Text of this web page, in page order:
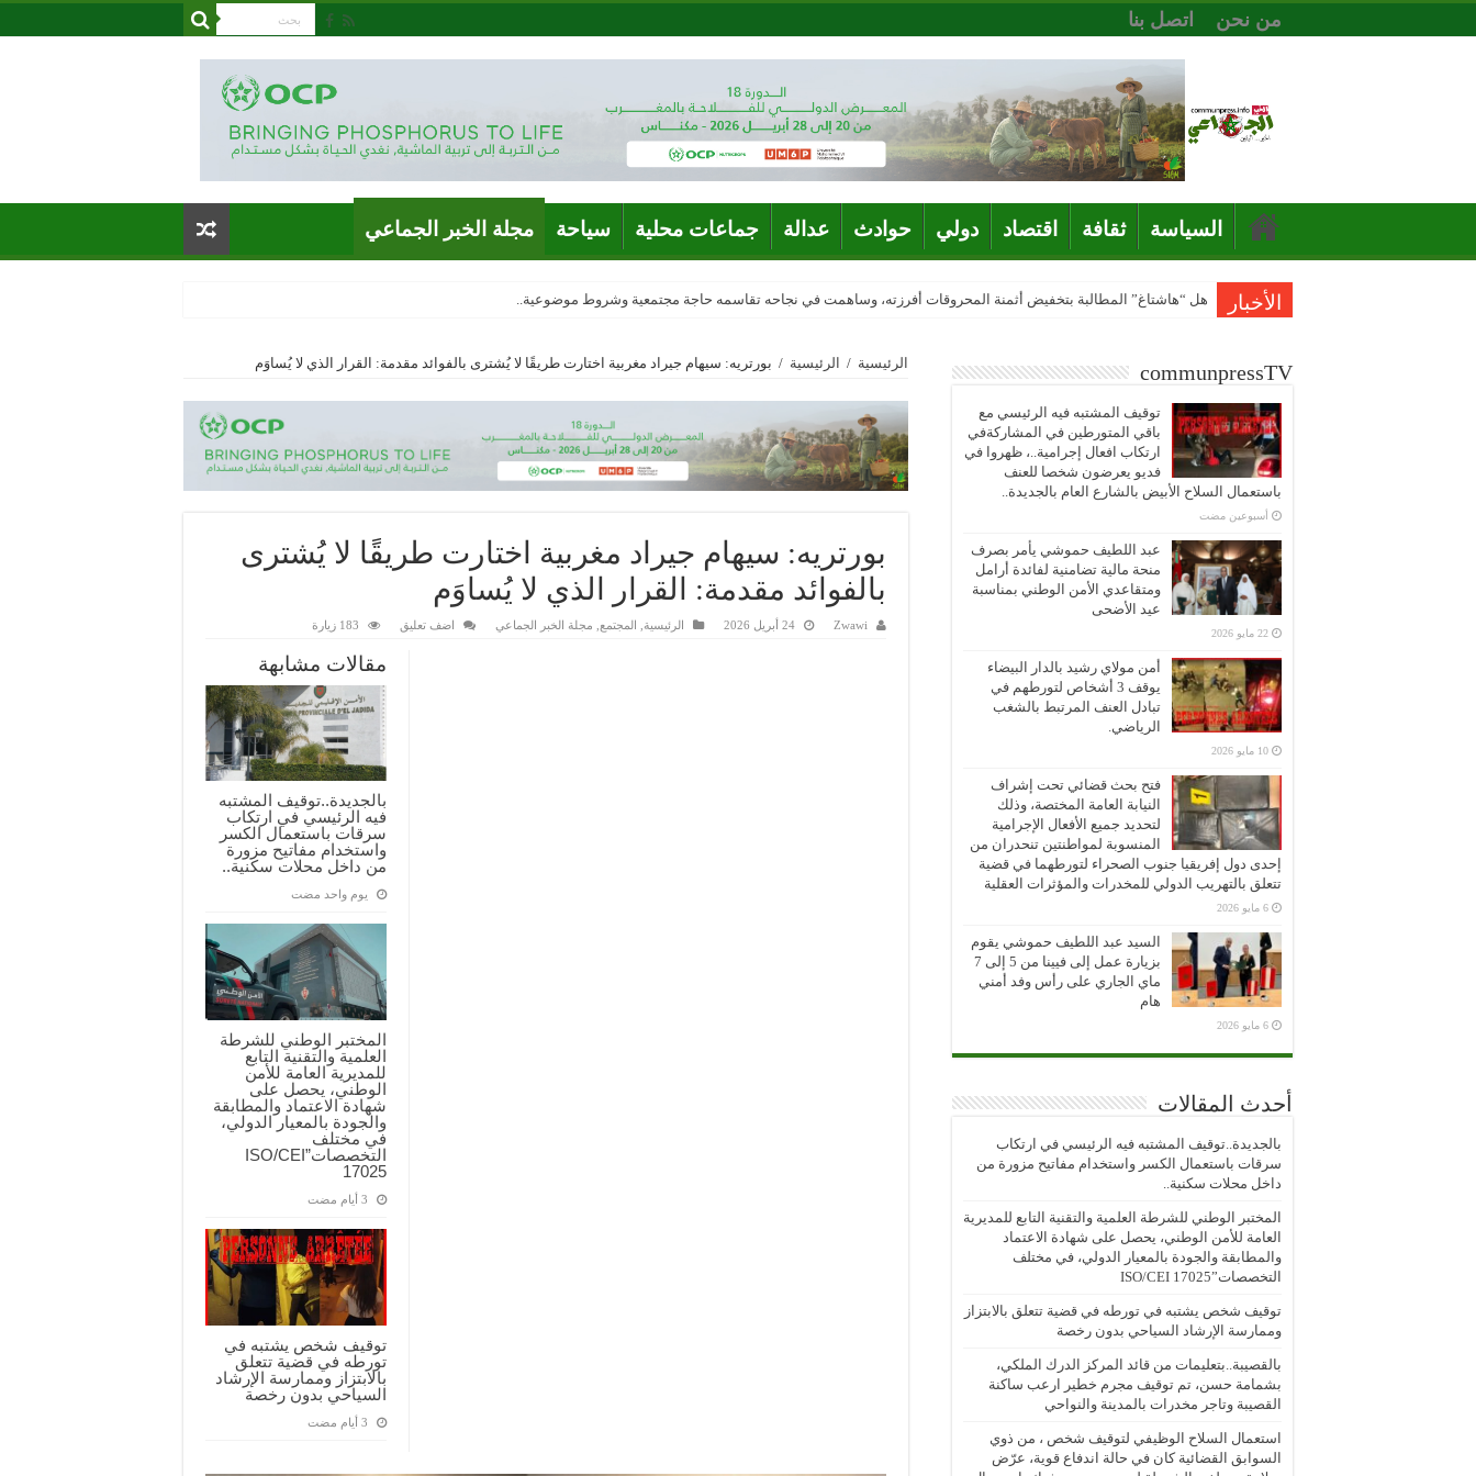
من نحن اتصل بنا
السياسة ثقافة اقتصاد دولي حوادث عدالة جماعات محلية سياحة مجلة الخبر الجماعي
الأخبار هل “هاشتاغ” المطالبة بتخفيض أثمنة المحروقات أفرزته، وساهمت في نجاحه تقاسمه حاجة مجتمعية وشروط موضوعية..
الرئيسية / الرئيسية / بورتريه: سيهام جيراد مغربية اختارت طريقًا لا يُشترى بالفوائد مقدمة: القرار الذي لا يُساوَم
بورتريه: سيهام جيراد مغربية اختارت طريقًا لا يُشترى
بالفوائد مقدمة: القرار الذي لا يُساوَم
Zwawi 24 أبريل 2026 الرئيسية المجتمع مجلة الخبر الجماعي اضف تعليق 183 زيارة
مقالات مشابهة
بالجديدة..توقيف المشتبه
فيه الرئيسي في ارتكاب
سرقات باستعمال الكسر
واستخدام مفاتيح مزورة
من داخل محلات سكنية..
‏يوم واحد مضت
المختبر الوطني للشرطة
العلمية والتقنية التابع
للمديرية العامة للأمن
الوطني، يحصل على
شهادة الاعتماد والمطابقة
والجودة بالمعيار الدولي،
في مختلف
التخصصات”ISO/CEI
17025
توقيف شخص يشتبه في
تورطه في قضية تتعلق
بالابتزاز وممارسة الإرشاد
السياحي بدون رخصة
communpressTV
توقيف المشتبه فيه الرئيسي مع
باقي المتورطين في المشاركةفي
ارتكاب افعال إجرامية..، ظهروا في
فديو يعرضون شخصا للعنف
باستعمال السلاح الأبيض بالشارع العام بالجديدة..
‏أسبوعين مضت
عبد اللطيف حموشي يأمر بصرف
منحة مالية تضامنية لفائدة أرامل
ومتقاعدي الأمن الوطني بمناسبة
عيد الأضحى
22 مايو 2026
أمن مولاي رشيد بالدار البيضاء
يوقف 3 أشخاص لتورطهم في
تبادل العنف المرتبط بالشغب
الرياضي.
10 مايو 2026
فتح بحث قضائي تحت إشراف
النيابة العامة المختصة، وذلك
لتحديد جميع الأفعال الإجرامية
المنسوبة لمواطنتين تنحدران من
إحدى دول إفريقيا جنوب الصحراء لتورطهما في قضية
تتعلق بالتهريب الدولي للمخدرات والمؤثرات العقلية
6 مايو 2026
السيد عبد اللطيف حموشي يقوم
بزيارة عمل إلى فيينا من 5 إلى 7
ماي الجاري على رأس وفد أمني
هام
6 مايو 2026
أحدث المقالات
بالجديدة..توقيف المشتبه فيه الرئيسي في ارتكاب
سرقات باستعمال الكسر واستخدام مفاتيح مزورة من
داخل محلات سكنية..
المختبر الوطني للشرطة العلمية والتقنية التابع للمديرية
العامة للأمن الوطني، يحصل على شهادة الاعتماد
والمطابقة والجودة بالمعيار الدولي، في مختلف
التخصصات”ISO/CEI 17025
توقيف شخص يشتبه في تورطه في قضية تتعلق بالابتزاز
وممارسة الإرشاد السياحي بدون رخصة
بالقصيبة..بتعليمات من قائد المركز الدرك الملكي،
بشمامة حسن، تم توقيف مجرم خطير ارعب ساكنة
القصيبة وتاجر مخدرات بالمدينة والنواحي
استعمال السلاح الوظيفي لتوقيف شخص ، من ذوي
السوابق القضائية كان في حالة اندفاع قوية، عرّض